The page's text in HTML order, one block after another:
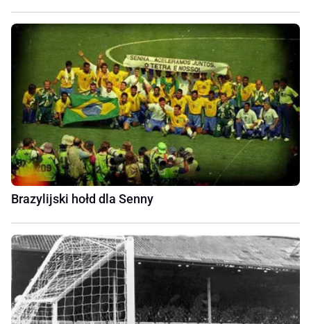
Brazylijski hołd dla Senny